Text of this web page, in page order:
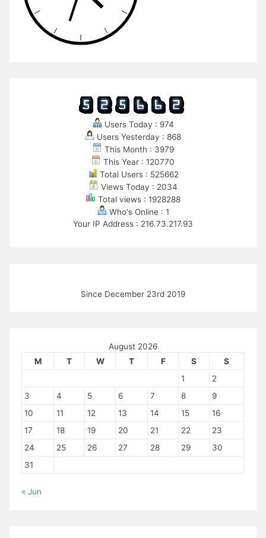
Users Today : 974
Users Yesterday : 868
This Month : 3979
This Year : 120770
Total Users : 525662
Views Today : 2034
Total views : 1928288
Who's Online : 1
Your IP Address : 216.73.217.93
Since December 23rd 2019
August 2026
M
T W T F S
S
1
2
3
4 5 6 7 8
9
10
11 12 13 14 15
16
17
18 19 20 21 22
23
24
25 26 27 28 29
30
31
« Jun